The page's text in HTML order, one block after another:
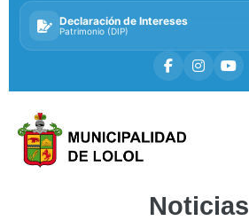
Declaración de Intereses
Patrimonio (DIP)
Noticias